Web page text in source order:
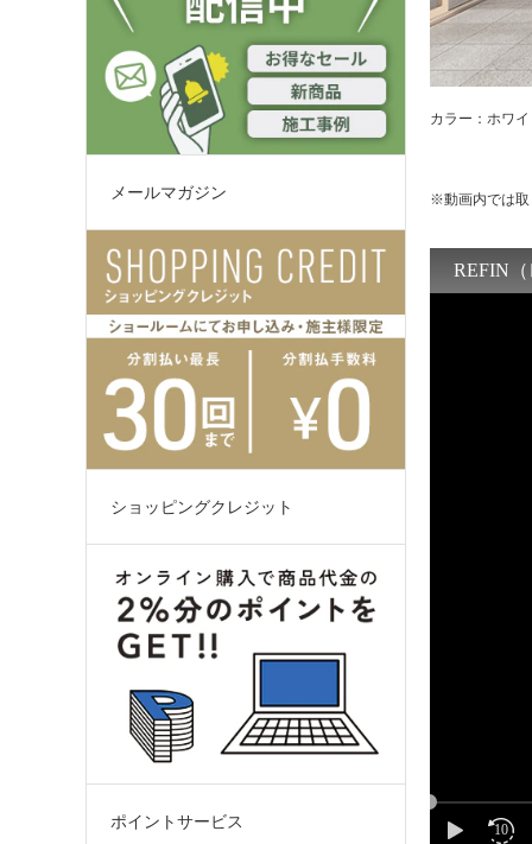
カラー：ホワ
※動画内では取
メールマガジン
ショッピングクレジット
ポイントサービス